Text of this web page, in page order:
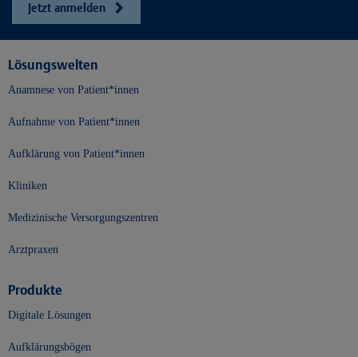
Jetzt anmelden
Lösungswelten
Anamnese von Patient*innen
Aufnahme von Patient*innen
Aufklärung von Patient*innen
Kliniken
Medizinische Versorgungszentren
Arztpraxen
Produkte
Digitale Lösungen
Aufklärungsbögen